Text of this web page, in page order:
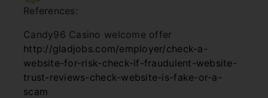
References:
Candy96 Casino welcome offer
http://gladjobs.com/employer/check-a-
website-for-risk-check-if-fraudulent-website-
trust-reviews-check-website-is-fake-or-a-
scam